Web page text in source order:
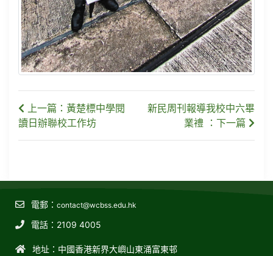
上一篇：黃楚標中學閱
讀日辦聯校工作坊
新民周刊報導我校中六畢
業禮 ：下一篇
電郵： contact@wcbss.edu.hk
電話：2109 4005
地址：中國香港新界大嶼山東涌富東邨